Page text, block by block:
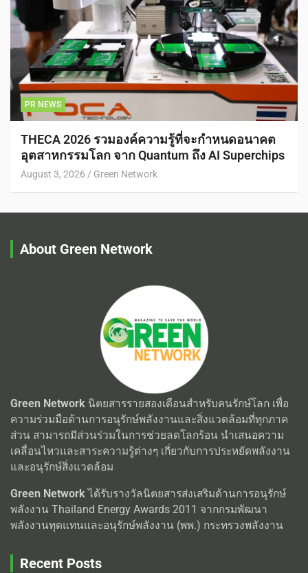
PR NEWS
THECA 2026 รวมองค์ความรู้ที่จะกำหนดอนาคต
อุตสาหกรรมโลก จาก Quantum ถึง AI Superchips
August 3, 2026 Green Network
About Green Network
Green Network นิตยสารรายสองเดือนสำหรับคนรักษ์โลก เพื่อ
ความร่วมมือด้านการอนุรักษ์พลังงานและสิ่งแวดล้อมที่ทุกภาค
ส่วน สามารถมีส่วนร่วมในการช่วยลดโลกร้อน นำเสนอความ
เคลื่อนไหวและสาระความรู้ต่างๆ เกี่ยวกับการประหยัดพลังงาน
และอนุรักษ์สิ่งแวดล้อม
Green Networkได้รับรางวัลนิตยสารส่งเสริมด้านการอนุรักษ์
พลังงาน Thailand Energy Awards 2011 จากกรมพัฒนา
พลังงานทุดแทนและอนุรักษ์พลังงาน (พพ.) กระทรวงพลังงาน
Recent Posts